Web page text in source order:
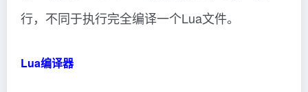
行，不同于执行完全编译一个Lua文件。
Lua编译器